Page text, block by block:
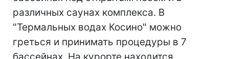
различных саунах комплекса. В
"Термальных водах Косино" можно
греться и принимать процедуры в 7